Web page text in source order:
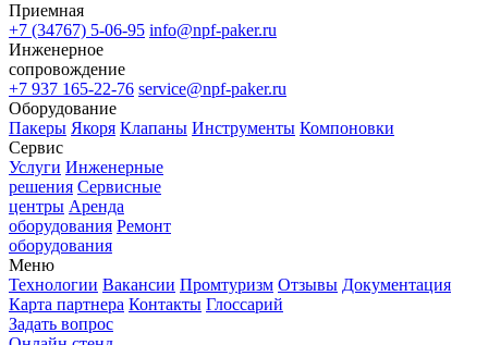
Приемная
+7 (34767) 5-06-95 info@npf-paker.ru
Инженерное
сопровождение
+7 937 165-22-76 service@npf-paker.ru
Оборудование
Пакеры Якоря Клапаны Инструменты Компоновки
Сервис
Услуги Инженерные
решения Сервисные
центры Аренда
оборудования Ремонт
оборудования
Меню
Технологии Вакансии Промтуризм Отзывы Документация
Карта партнера Контакты Глоссарий
Задать вопрос